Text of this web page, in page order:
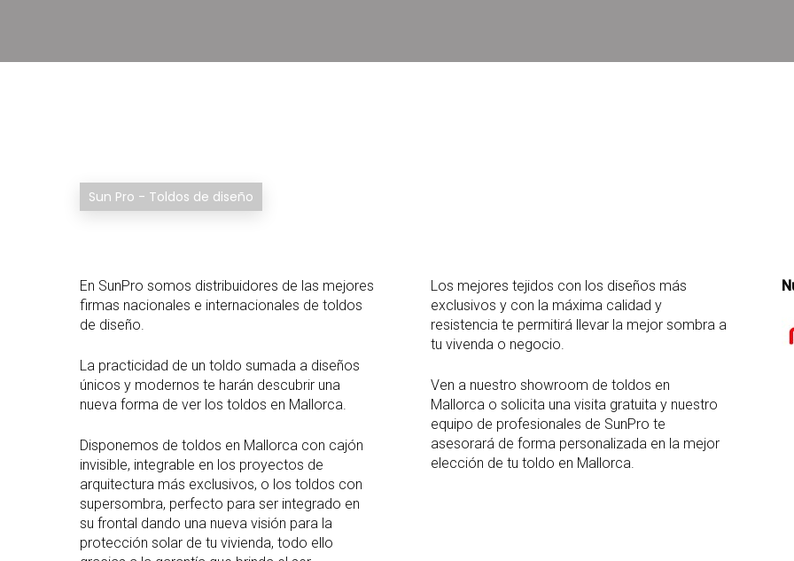
Sun Pro - Toldos de diseño
En SunPro somos distribuidores de las mejores
firmas nacionales e internacionales de toldos
de diseño.
La practicidad de un toldo sumada a diseños
únicos y modernos te harán descubrir una
nueva forma de ver los toldos en Mallorca.
Disponemos de toldos en Mallorca con cajón
invisible, integrable en los proyectos de
arquitectura más exclusivos, o los toldos con
supersombra, perfecto para ser integrado en
su frontal dando una nueva visión para la
protección solar de tu vivienda, todo ello
Los mejores tejidos con los diseños más
exclusivos y con la máxima calidad y
resistencia te permitirá llevar la mejor sombra a
tu vivenda o negocio.
Ven a nuestro showroom de toldos en
Mallorca o solicita una visita gratuita y nuestro
equipo de profesionales de SunPro te
asesorará de forma personalizada en la mejor
elección de tu toldo en Mallorca.